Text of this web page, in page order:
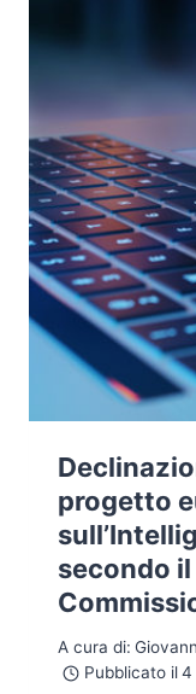
progetto
secondo
A cura di:
Pubblicato il 4